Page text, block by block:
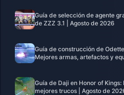
Guía de selección de agente
de ZZZ 3.1 | Agosto de 2026
Guía de construcción de
Mejores armas, artefactos y
Guía de Daji en Honor of Kings:
mejores trucos | Agosto de